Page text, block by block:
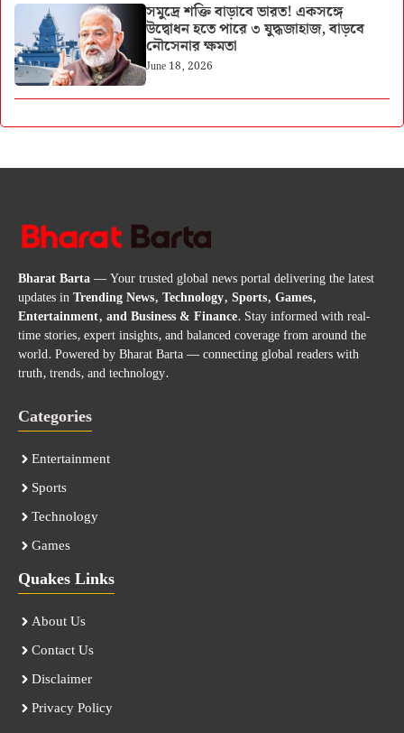
সমুদ্রে শক্তি বাড়াবে ভারত! একসঙ্গে
উদ্বোধন হতে পারে ৩ যুদ্ধজাহাজ, বাড়বে
নৌসেনার ক্ষমতা
June 18, 2026
Bharat Barta— Your trusted global news portal delivering the latest
updates inTrending News, Technology, Sports, Games,
Entertainment, and Business & Finance. Stay informed with real-
time stories, expert insights, and balanced coverage from around the
world. Powered by Bharat Barta — connecting global readers with
truth, trends, and technology.
Categories
Entertainment
Sports
Technology
Games
Quakes Links
About Us
Contact Us
Disclaimer
Privacy Policy